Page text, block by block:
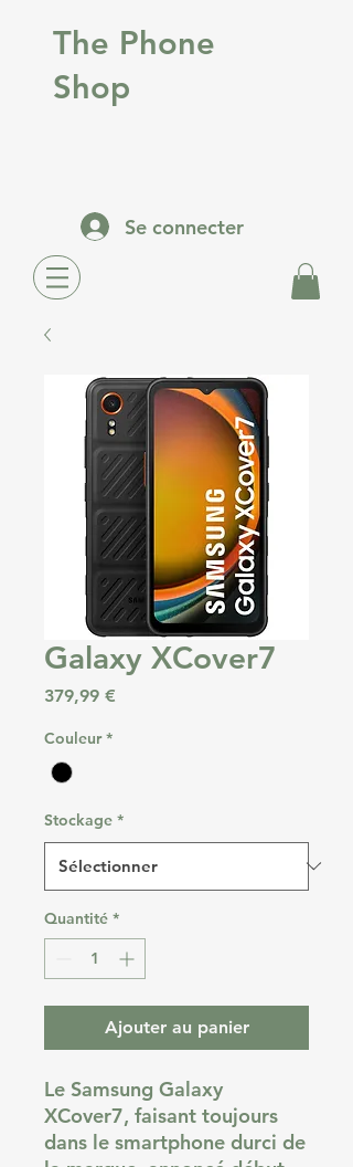
The Phone
Shop
Se connecter
Galaxy XCover7
379,99 €
Couleur *
Stockage *
Quantité *
Ajouter au panier
Le Samsung Galaxy
XCover7, faisant toujours
dans le smartphone durci de